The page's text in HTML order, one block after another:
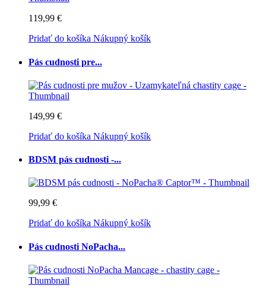
119,99 €
Pridať do košíka Nákupný košík
Pás cudnosti pre...
149,99 €
Pridať do košíka Nákupný košík
BDSM pás cudnosti -...
99,99 €
Pridať do košíka Nákupný košík
Pás cudnosti NoPacha...